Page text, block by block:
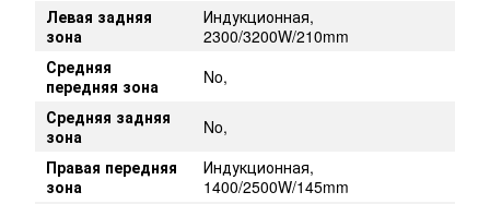
Левая задняя
зона
Индукционная,
2300/3200W/210mm
Средняя
передняя зона
No,
Средняя задняя
зона
No,
Правая передняя
зона
Индукционная,
1400/2500W/145mm